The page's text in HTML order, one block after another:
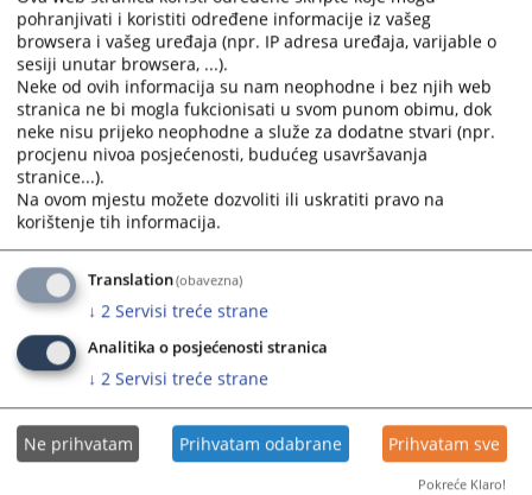
pohranjivati i koristiti određene informacije iz vašeg
browsera i vašeg uređaja (npr. IP adresa uređaja, varijable o
sesiji unutar browsera, ...).
Neke od ovih informacija su nam neophodne i bez njih web
stranica ne bi mogla fukcionisati u svom punom obimu, dok
neke nisu prijeko neophodne a služe za dodatne stvari (npr.
procjenu nivoa posjećenosti, budućeg usavršavanja
stranice...).
Na ovom mjestu možete dozvoliti ili uskratiti pravo na
korištenje tih informacija.
Translation(obavezna)
↓ 2 Servisi treće strane
Analitika o posjećenosti stranica
↓ 2 Servisi treće strane
Ne prihvatam Prihvatam odabrane Prihvatam sve
Pokreće Klaro!